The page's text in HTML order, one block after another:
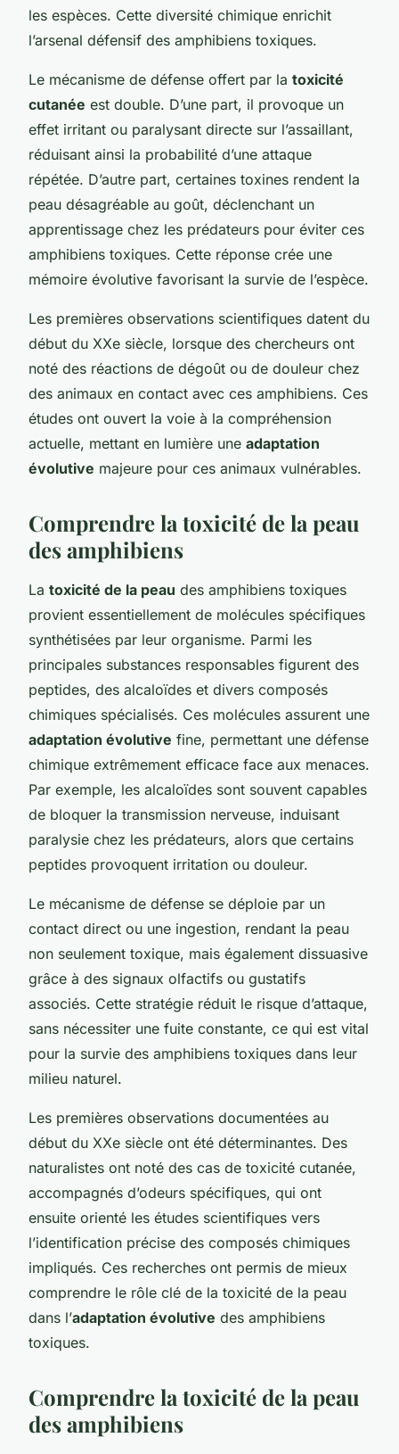
les espèces. Cette diversité chimique enrichit
l’arsenal défensif des amphibiens toxiques.
Le mécanisme de défense offert par la toxicité
cutanée est double. D’une part, il provoque un
effet irritant ou paralysant directe sur l’assaillant,
réduisant ainsi la probabilité d’une attaque
répétée. D’autre part, certaines toxines rendent la
peau désagréable au goût, déclenchant un
apprentissage chez les prédateurs pour éviter ces
amphibiens toxiques. Cette réponse crée une
mémoire évolutive favorisant la survie de l’espèce.
Les premières observations scientifiques datent du
début du XXe siècle, lorsque des chercheurs ont
noté des réactions de dégoût ou de douleur chez
des animaux en contact avec ces amphibiens. Ces
études ont ouvert la voie à la compréhension
actuelle, mettant en lumière une adaptation
évolutive majeure pour ces animaux vulnérables.
Comprendre la toxicité de la peau
des amphibiens
La toxicité de la peau des amphibiens toxiques
provient essentiellement de molécules spécifiques
synthétisées par leur organisme. Parmi les
principales substances responsables figurent des
peptides, des alcaloïdes et divers composés
chimiques spécialisés. Ces molécules assurent une
adaptation évolutive fine, permettant une défense
chimique extrêmement efficace face aux menaces.
Par exemple, les alcaloïdes sont souvent capables
de bloquer la transmission nerveuse, induisant
paralysie chez les prédateurs, alors que certains
peptides provoquent irritation ou douleur.
Le mécanisme de défense se déploie par un
contact direct ou une ingestion, rendant la peau
non seulement toxique, mais également dissuasive
grâce à des signaux olfactifs ou gustatifs
associés. Cette stratégie réduit le risque d’attaque,
sans nécessiter une fuite constante, ce qui est vital
pour la survie des amphibiens toxiques dans leur
milieu naturel.
Les premières observations documentées au
début du XXe siècle ont été déterminantes. Des
naturalistes ont noté des cas de toxicité cutanée,
accompagnés d’odeurs spécifiques, qui ont
ensuite orienté les études scientifiques vers
l’identification précise des composés chimiques
impliqués. Ces recherches ont permis de mieux
comprendre le rôle clé de la toxicité de la peau
dans l’adaptation évolutive des amphibiens
toxiques.
Comprendre la toxicité de la peau
des amphibiens